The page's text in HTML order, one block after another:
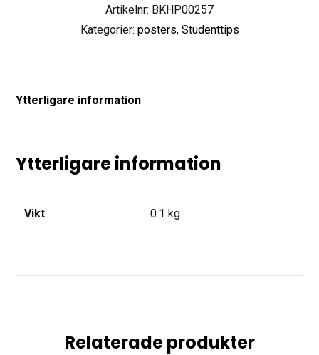
Artikelnr: BKHP00257
Kategorier: posters, Studenttips
Ytterligare information
Ytterligare information
Vikt 0.1 kg
Relaterade produkter